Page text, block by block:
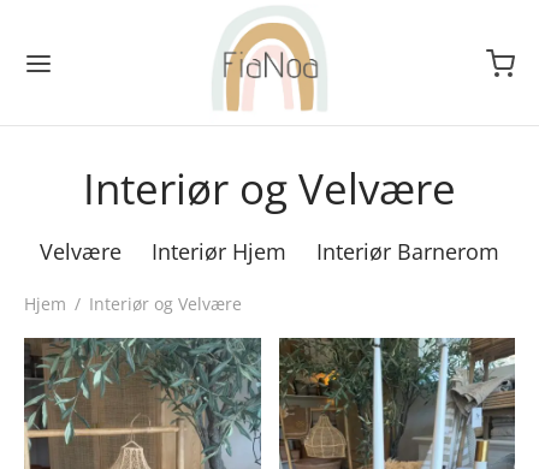
Interiør og Velvære
Velvære Interiør Hjem Interiør Barnerom
Hjem / Interiør og Velvære